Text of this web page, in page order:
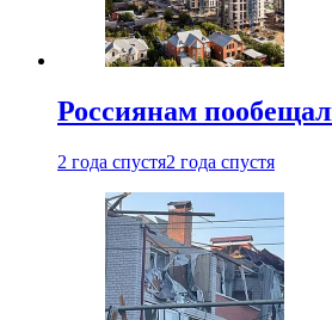
Россиянам
2 года спустя2 года спустя